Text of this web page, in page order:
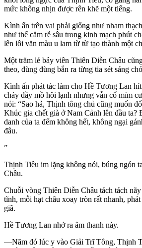
mức không nhịn được rên khẽ một tiếng.
Kình ấn trên vai phải giống như nham
như thể cắm rễ sâu trong kinh mạch phút
lên lôi văn màu u lam từ từ tạo thành một
Một trăm lẻ bảy viên Thiên Diễn Châu
theo, đùng đùng bắn ra từng tia sét sáng
Kình ấn phát tác làm cho Hề Tương Lan
chảy đầy mồ hôi lạnh nhưng vẫn cố mỉm
nói: “Sao hả, Thịnh tông chủ cũng muốn
Khúc gia chết già ở Nam Cảnh lên đầu
danh của ta đếm không hết, không ngại
đâu.
”
Thịnh Tiêu im lặng không nói, búng ngón
Châu.
Chuỗi vòng Thiên Diễn Châu tách tách
tĩnh, mỗi hạt châu xoay tròn rất nhanh,
giã.
Hề Tương Lan nhớ ra âm thanh này.
—Năm đó lúc y vào Giải Trĩ Tông, Thịnh